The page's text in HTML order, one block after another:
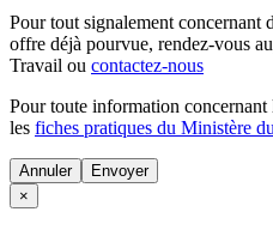
Pour tout signalement concernant
offre déjà pourvue, rendez-vous
Travail ou contactez-nous
Pour toute information concernant
les fiches pratiques du Ministère
Annuler
×